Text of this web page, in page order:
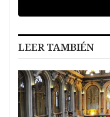
LEER TAMBIÉN